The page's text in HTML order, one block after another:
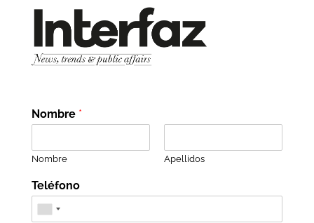
Nombre *
Nombre Apellidos
Teléfono